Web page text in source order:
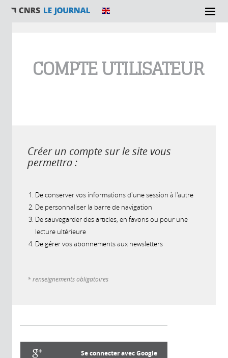
COMPTE UTILISATEUR
Créer un compte sur le site vous
permettra :
De conserver vos informations d'une session à l'autre
De personnaliser la barre de navigation
De sauvegarder des articles, en favoris ou pour une
lecture ultérieure
De gérer vos abonnements aux newsletters
* renseignements obligatoires
Se connecter avec Google